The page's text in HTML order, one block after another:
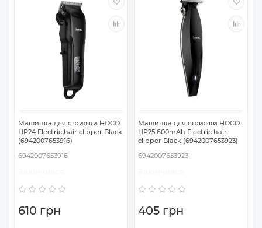
Машинка для стрижки HOCO
HP24 Electric hair clipper Black
(6942007653916)
6942007653916
610 грн
Машинка для стрижки HOCO
HP25 600mAh Electric hair
clipper Black (6942007653923)
6942007653923
405 грн